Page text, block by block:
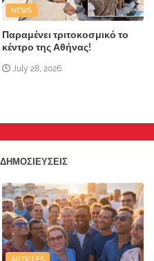
NEWS
Παραμένει τριτοκοσμικό το
κέντρο της Αθήνας!
July 28, 2026
ARTICLES